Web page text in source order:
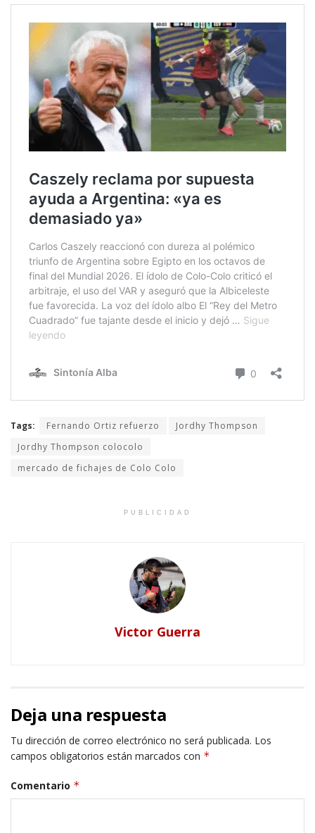
Tags: Fernando Ortiz refuerzo
Jordhy Thompson
Jordhy Thompson colocolo
mercado de fichajes de Colo Colo
PUBLICIDAD
Victor Guerra
Deja una respuesta
Tu dirección de correo electrónico no será publicada. Los
campos obligatorios están marcados con *
Comentario *